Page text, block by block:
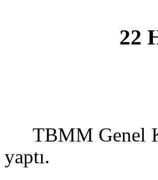
22
TBMM Genel
yaptı.